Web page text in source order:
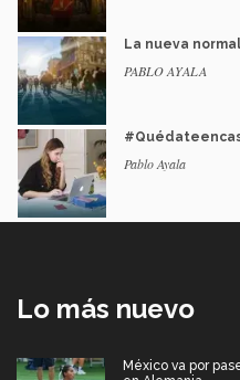
La nueva
PABLO AYALA
Pablo Ayala
Lo más nuevo
México va por